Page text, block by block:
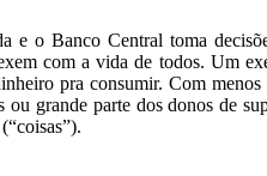
e o Banco Central toma
com a vida de todos. Um
pra consumir. Com
grande parte dos donos de